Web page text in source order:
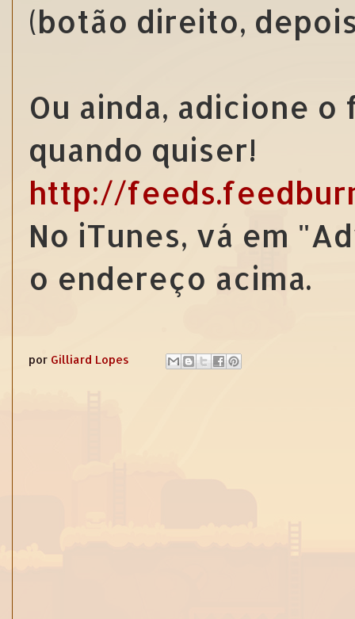
(botão direito,
Ou ainda, adicione
quando quiser!
http://
No iTunes, vá em
o endereço acima.
por Gilliard Lopes